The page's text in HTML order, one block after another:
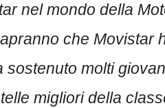
nel mondo della
che Movistar
sostenuto molti
migliori della